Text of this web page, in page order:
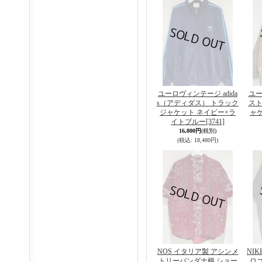
ユーロヴィンテージ adida
s（アディダス） トラック
ジャケット ネイビー×ラ
イトブルー[3741]
16,800円(税別)
(税込: 18,480円)
ユ
ス
ャ
NOS イタリア製 アシンメ